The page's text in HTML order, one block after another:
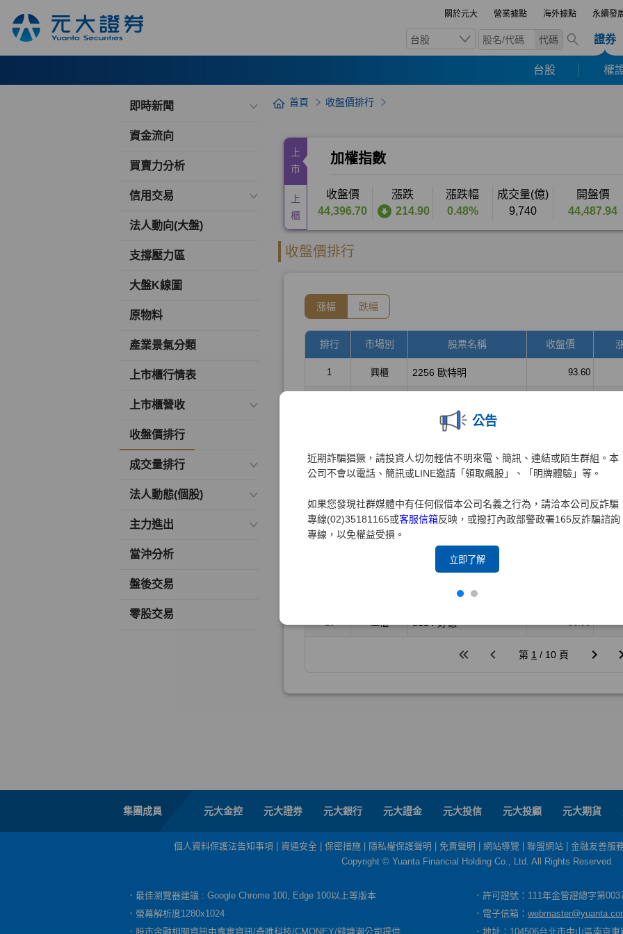
關於元大 營業據點 海外據點 永續發
台股 代碼 證券
台股 權
公告
近期詐騙猖獗，請投資人切勿輕信不明來電、簡訊、連結或陌生群組。本
公司不會以電話、簡訊或LINE邀請「領取飆股」、「明牌體驗」等。
如果您發現社群媒體中有任何假借本公司名義之行為，請洽本公司反詐騙
專線(02)35181165或客服信箱反映，或撥打內政部警政署165反詐騙諮詢
專線，以免權益受損。
立即了解
即時新聞
資金流向
買賣力分析
信用交易
法人動向(大盤)
支撐壓力區
大盤K線圖
原物料
產業景氣分類
上市櫃行情表
上市櫃營收
收盤價排行
成交量排行
法人動態(個股)
主力進出
當沖分析
盤後交易
零股交易
首頁 收盤價排行
集團成員 元大金控 元大證券 元大銀行 元大證金 元大投信 元大投顧 元大期貨
個人資料保護法告知事項 資通安全 保密措施 隱私權保護聲明 免責聲明 網站導覽 聯盟網站
金融友善服
Copyright © Yuanta Financial Holding Co., Ltd. All Rights Reserved.
．最佳瀏覽器建議 : Google Chrome 100, Edge 100以上等版本
．許可證號：111年金管證總字第
．螢幕解析度1280x1024
．電子信箱：
．股市金融相關資訊由嘉實資訊/奇唯科技/CMONEY/錢塘潮公司提供
．地址：104506台北市中山區南京